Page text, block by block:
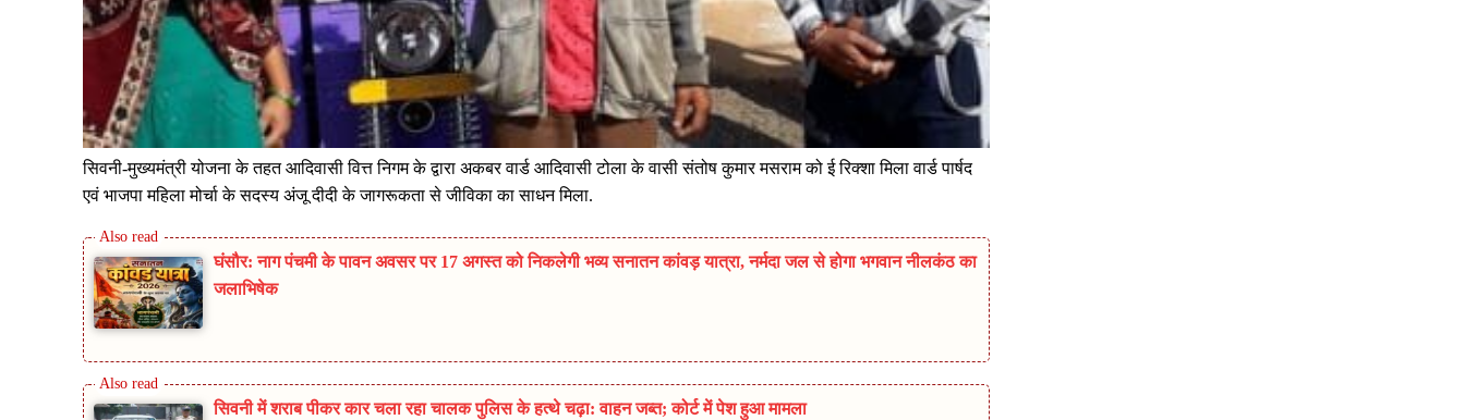
सिवनी-मुख्यमंत्री योजना के तहत आदिवासी वित्त निगम के द्वारा अकबर वार्ड आदिवासी टोला के वासी संतोष कुमार मसराम को ई रिक्शा मिला वार्ड पार्षद
एवं भाजपा महिला मोर्चा के सदस्य अंजू दीदी के जागरूकता से जीविका का साधन मिला.
घंसौर: नाग पंचमी के पावन अवसर पर 17 अगस्त को निकलेगी भव्य सनातन कांवड़ यात्रा, नर्मदा जल से होगा भगवान नीलकंठ का
जलाभिषेक
सिवनी में शराब पीकर कार चला रहा चालक पुलिस के हत्थे चढ़ा: वाहन जब्त; कोर्ट में पेश हुआ मामला